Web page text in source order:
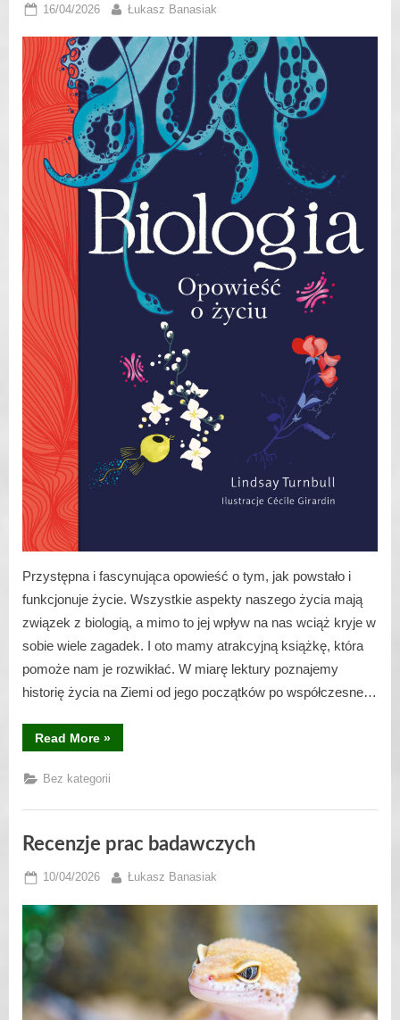
Posted
16/04/2026 By
Łukasz Banasiak
Przystępna i fascynująca opowieść o tym, jak powstało i
funkcjonuje życie. Wszystkie aspekty naszego życia mają
związek z biologią, a mimo to jej wpływ na nas wciąż kryje w
sobie wiele zagadek. I oto mamy atrakcyjną książkę, która
pomoże nam je rozwikłać. W miarę lektury poznajemy
historię życia na Ziemi od jego początków po współczesne…
Read More“BIOLOGIA.
Opowieść
życiu”
»
Bez kategorii
Recenzje prac badawczych
Posted
10/04/2026 By
Łukasz Banasiak